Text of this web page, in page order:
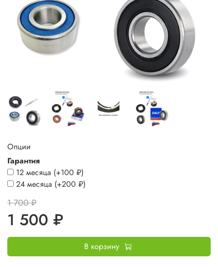
Опции
Гарантия
12 месяца (+100 ₽)
24 месяца (+200 ₽)
1 700 ₽
1 500 ₽
В корзину